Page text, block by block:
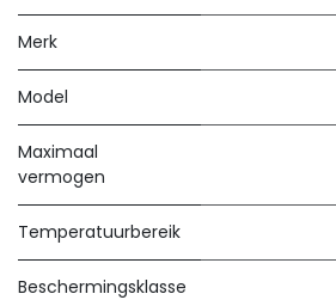
Merk
Model
Maximaal
vermogen
Temperatuurbereik
Beschermingsklasse